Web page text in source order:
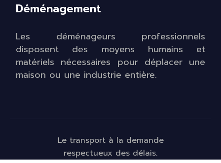
Déménagement
Les déménageurs professionnels
disposent des moyens humains et
matériels nécessaires pour déplacer une
maison ou une industrie entière.
Le transport à la demande
respectueux des délais.